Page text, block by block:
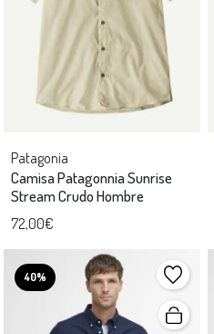
Patagonia
Camisa Patagonnia Sunrise
Stream Crudo Hombre
72,00€
40%